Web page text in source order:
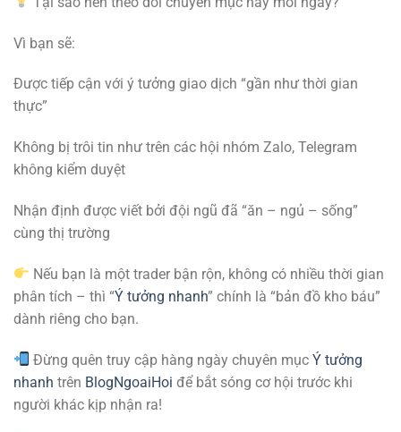
Vì bạn sẽ:
Được tiếp cận với ý tưởng giao dịch “gần như thời gian
thực”
Không bị trôi tin như trên các hội nhóm Zalo, Telegram
không kiểm duyệt
Nhận định được viết bởi đội ngũ đã “ăn – ngủ – sống”
cùng thị trường
Nếu bạn là một trader bận rộn, không có nhiều thời gian
phân tích – thì “Ý tưởng nhanh” chính là “bản đồ kho báu”
dành riêng cho bạn.
Đừng quên truy cập hàng ngày chuyên mụcÝ tưởng
nhanh trên BlogNgoaiHoi để bắt sóng cơ hội trước khi
người khác kịp nhận ra!